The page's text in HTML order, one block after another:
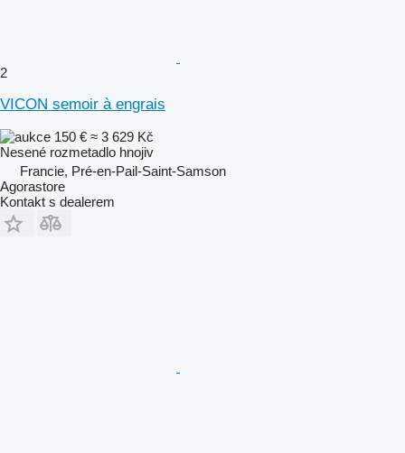
2
VICON semoir à engrais
150 € ≈ 3 629 Kč
Nesené rozmetadlo hnojiv
Francie, Pré-en-Pail-Saint-Samson
Agorastore
Kontakt s dealerem